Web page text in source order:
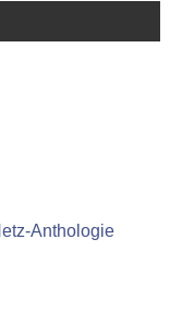
Anthologie